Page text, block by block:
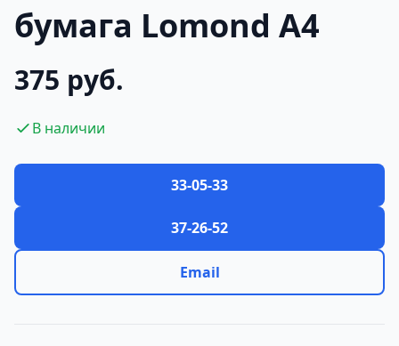
бумага Lomond A4
375 руб.
В наличии
33-05-33
37-26-52
Email